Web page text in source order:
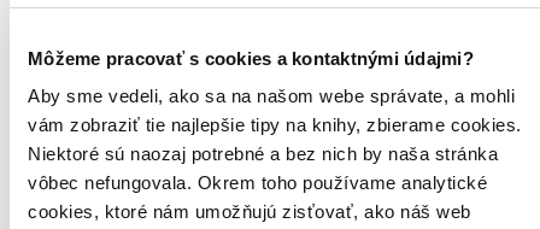
Môžeme pracovať s cookies a kontaktnými údajmi?
Aby sme vedeli, ako sa na našom webe správate, a mohli
vám zobraziť tie najlepšie tipy na knihy, zbierame cookies.
Niektoré sú naozaj potrebné a bez nich by naša stránka
vôbec nefungovala. Okrem toho používame analytické
cookies, ktoré nám umožňujú zisťovať, ako náš web
spracovaním obsahovým a už tradične aj fyzickým. Jej čítanie je
pôžitkom napriek jej obsahu. Len taký detail: Obálka avizuje okrem
poviedok aj dve novely. To prvou je samozrejme novela Doupě , tú
druhú som však hľadal márne, nakoľko poviedka Zhroucení koně
ňou svojim rozsahom byť nemohla. Jediný text, ktorý by ako tak
spadal rozsahovo aspoň do novelety bola klaustrofobická scifi Prach
. Ale to len tak naokraj. Ako celok si táto poviedková zbierka bez
debaty všetky hviezdy určite zaslúži…